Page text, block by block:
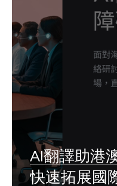
AI翻譯助港
快速拓展國